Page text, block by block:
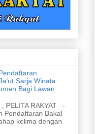
Sarja Winata
Bagi Lawan
, PELITA RAKYAT -
Pendaftaran Bakal
kelima dengan